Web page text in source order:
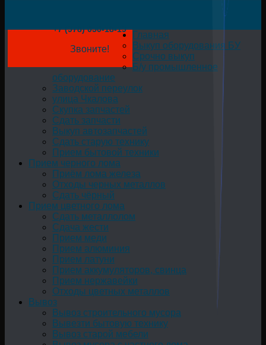
+7 (978) 050-18-19
Звоните!
Главная
Выкуп оборудования БУ
Срочно выкуп
Б/у промышленное
оборудование
Заводской переулок
улица Чкалова
Скупка запчастей
Сдать запчасти
Выкуп автозапчастей
Сдать старую технику
Прием бытовой техники
Прием черного лома
Приём лома железа
Отходы черных металлов
Сдать чёрный
Прием цветного лома
Сдать металлолом
Сдача жести
Прием меди
Прием алюминия
Прием латуни
Прием аккумуляторов, свинца
Прием нержавейки
Отходы цветных металлов
Вывоз
Вывоз строительного мусора
Вывезти бытовую технику
Вывоз старой мебели